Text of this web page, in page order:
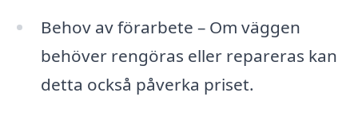
Behov av förarbete – Om väggen
behöver rengöras eller repareras kan
detta också påverka priset.